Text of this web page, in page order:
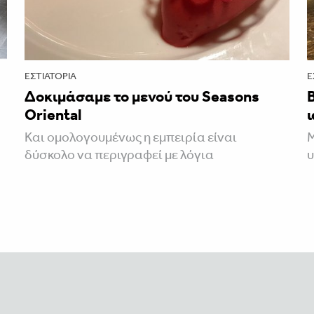
ΕΣΤΙΑΤΌΡΙΑ
Δοκιμάσαμε το μενού του Seasons
Oriental
Και ομολογουμένως η εμπειρία είναι
δύσκολο να περιγραφεί με λόγια